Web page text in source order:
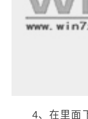
4、在里面